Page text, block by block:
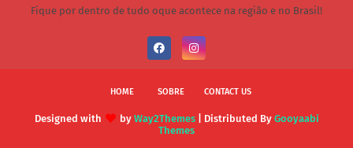
Fique por dentro de tudo oque acontece na região e no Brasil!
HOME SOBRE CONTACT US
Designed with by Way2Themes| Distributed By Gooyaabi
Themes